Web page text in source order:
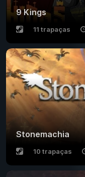
9 Kings
11 trapaças
Stonemachia
10 trapaças